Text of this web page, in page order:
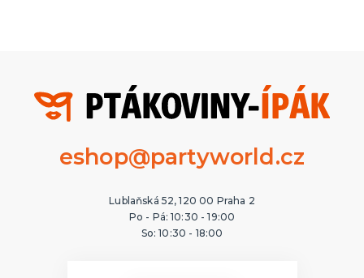
eshop@partyworld.cz
Lublaňská 52, 120 00 Praha 2
Po - Pá: 10:30 - 19:00
So: 10:30 - 18:00